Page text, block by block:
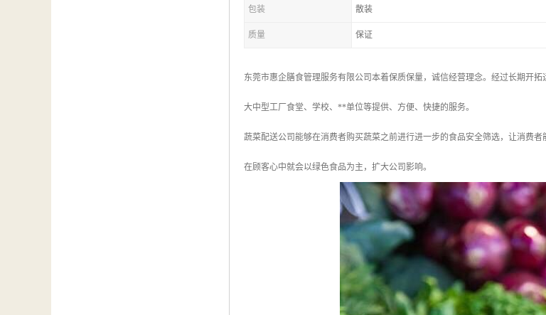
包装 散装
质量 保证
东莞市惠企膳食管理服务有限公司本着保质保量，诚信经营理念。经过长期开
大中型工厂食堂、学校、**单位等提供、方便、快捷的服务。
蔬菜配送公司能够在消费者购买蔬菜之前进行进一步的食品安全筛选，让消费
在顾客心中就会以绿色食品为主，扩大公司影响。